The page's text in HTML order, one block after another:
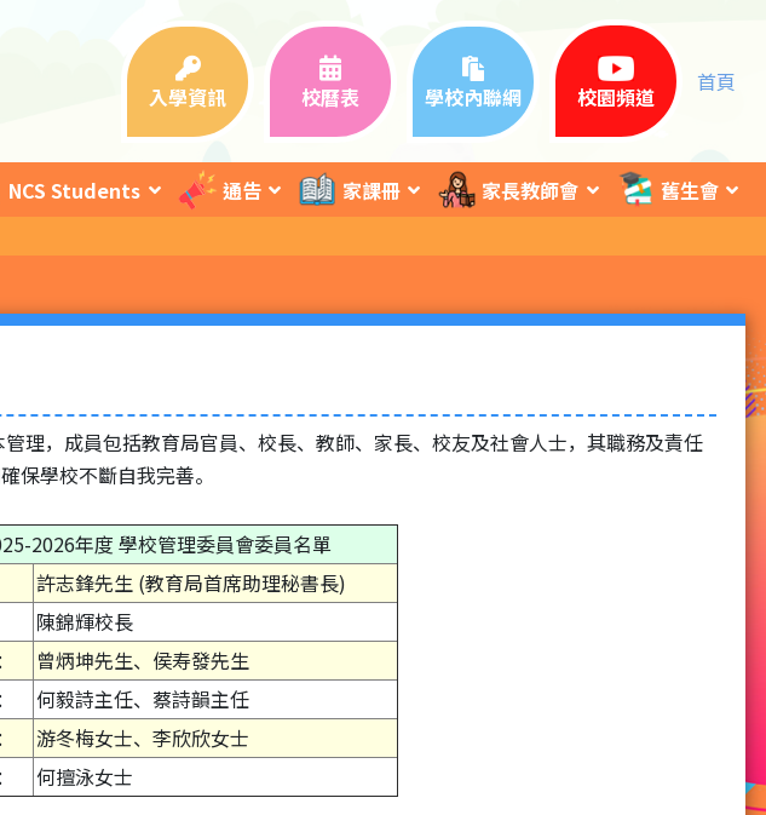
入學資訊 校曆表 學校內聯網 校園頻道
首頁
NCS Students 通告 家課冊 家長教師會 舊生會
理，成員包括教育局官員、校長、教師、家長、校友及社會人士，其職務及責任
保學校不斷自我完善。
2026年度 學校管理委員會委員名單
許志鋒先生 (教育局首席助理秘書長)
陳錦輝校長
曾炳坤先生、侯寿發先生
何毅詩主任、蔡詩韻主任
游冬梅女士、李欣欣女士
何擅泳女士